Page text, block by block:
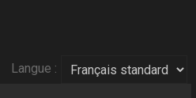
Langue :